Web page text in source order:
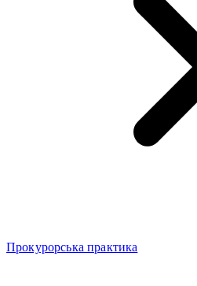
Прокурорська практика